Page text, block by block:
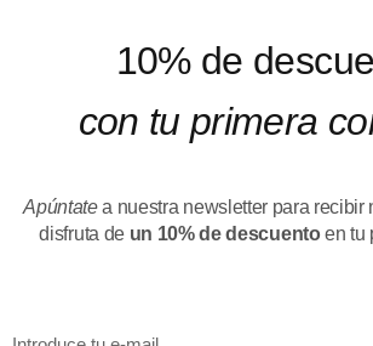
10% de
con tu primera
Apúntatea nuestra newsletter para recibir
disfruta de un 10% de descuentoen tu